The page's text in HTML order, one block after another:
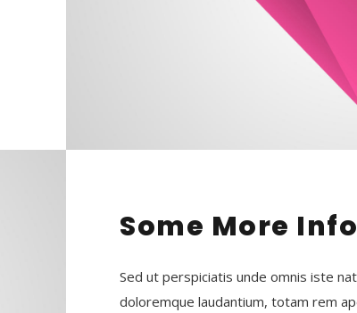
Some More Info
Sed ut perspiciatis unde omnis iste
doloremque laudantium, totam rem